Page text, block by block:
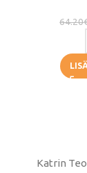
64.20
Katrin